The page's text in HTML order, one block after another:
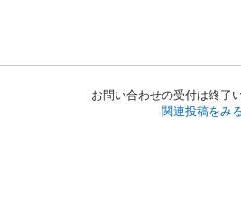
お問い合わせの受付は終了
関連投稿をみ